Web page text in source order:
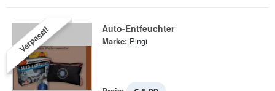
Verpasst! Auto-Entfeuchter
Marke: Pingi